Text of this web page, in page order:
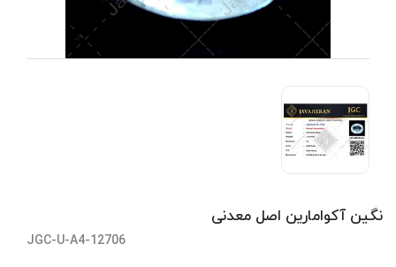
نگین آکوامارین اصل معدنی
JGC-U-A4-12706